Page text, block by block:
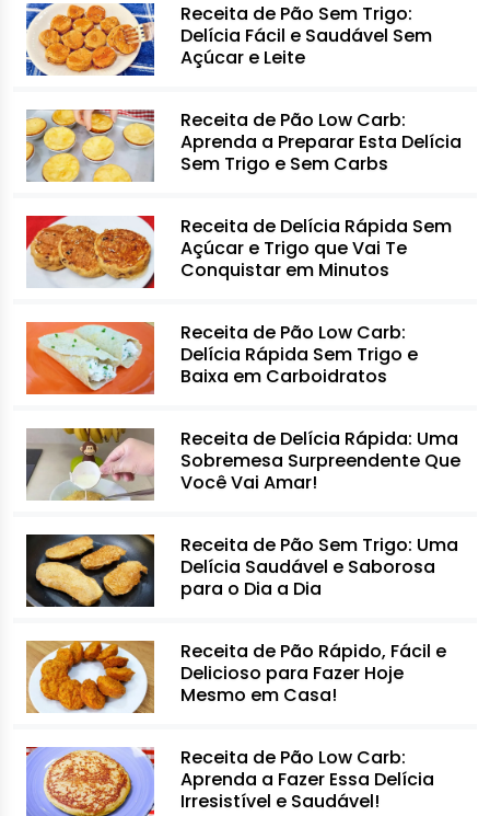
Receita de Pão Sem Trigo:
Delícia Fácil e Saudável Sem
Açúcar e Leite
Receita de Pão Low Carb:
Aprenda a Preparar Esta Delícia
Sem Trigo e Sem Carbs
Receita de Delícia Rápida Sem
Açúcar e Trigo que Vai Te
Conquistar em Minutos
Receita de Pão Low Carb:
Delícia Rápida Sem Trigo e
Baixa em Carboidratos
Receita de Delícia Rápida: Uma
Sobremesa Surpreendente Que
Você Vai Amar!
Receita de Pão Sem Trigo: Uma
Delícia Saudável e Saborosa
para o Dia a Dia
Receita de Pão Rápido, Fácil e
Delicioso para Fazer Hoje
Mesmo em Casa!
Receita de Pão Low Carb:
Aprenda a Fazer Essa Delícia
Irresistível e Saudável!